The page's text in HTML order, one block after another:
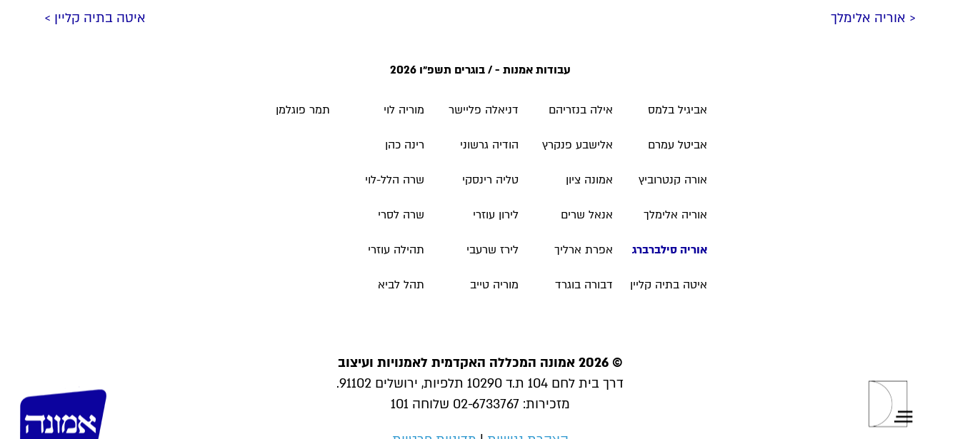
איטה בתיה קליין > < אוריה אלימלך
עבודות אמנות - / בוגרים תשפ״ו 2026
אביגיל בלמס
אביטל עמרם
אורה קנטרוביץ
אוריה אלימלך
אוריה סילברברג
איטה בתיה קליין
אילה בנזריהם
אלישבע פנקרץ
אמונה ציון
אנאל שרים
אפרת ארליך
דבורה בוגרד
דניאלה פליישר
הודיה גרשוני
טליה רינסקי
לירון עוזרי
לירז שרעבי
מוריה טייב
מוריה לוי
רינה כהן
שרה הלל-לוי
שרה לסרי
תהילה עוזרי
תהל לביא
תמר פוגלמן
© 2026 אמונה המכללה האקדמית לאמנויות ועיצוב
דרך בית לחם 104 ת.ד 10290 תלפיות, ירושלים 91102.
מזכירות: 02-6733767 שלוחה 101